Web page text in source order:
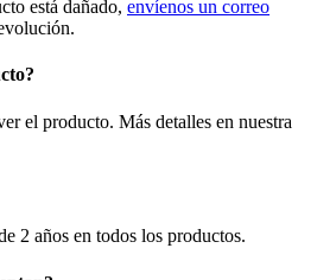
está dañado, envíenos un correo
el producto. Más detalles en nuestra
2 años en todos los productos.